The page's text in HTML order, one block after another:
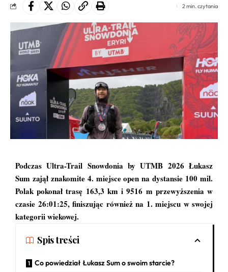
2 min. czytania
Podczas Ultra-Trail Snowdonia by UTMB 2026 Łukasz
Sum zajął znakomite 4. miejsce open na dystansie 100 mil.
Polak pokonał trasę 163,3 km i 9516 m przewyższenia w
czasie 26:01:25, finiszując również na 1. miejscu w swojej
kategorii wiekowej.
Spis treści
Co powiedział Łukasz Sum o swoim starcie?